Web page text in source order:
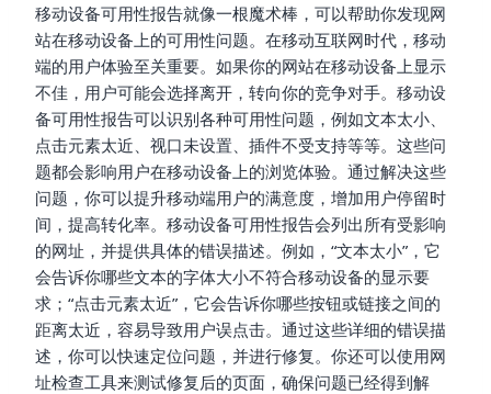
移动设备可用性报告就像一根魔术棒，可以帮助你发现网
站在移动设备上的可用性问题。在移动互联网时代，移动
端的用户体验至关重要。如果你的网站在移动设备上显示
不佳，用户可能会选择离开，转向你的竞争对手。移动设
备可用性报告可以识别各种可用性问题，例如文本太小、
点击元素太近、视口未设置、插件不受支持等等。这些问
题都会影响用户在移动设备上的浏览体验。通过解决这些
问题，你可以提升移动端用户的满意度，增加用户停留时
间，提高转化率。移动设备可用性报告会列出所有受影响
的网址，并提供具体的错误描述。例如，“文本太小”，它
会告诉你哪些文本的字体大小不符合移动设备的显示要
求；“点击元素太近”，它会告诉你哪些按钮或链接之间的
距离太近，容易导致用户误点击。通过这些详细的错误描
述，你可以快速定位问题，并进行修复。你还可以使用网
址检查工具来测试修复后的页面，确保问题已经得到解